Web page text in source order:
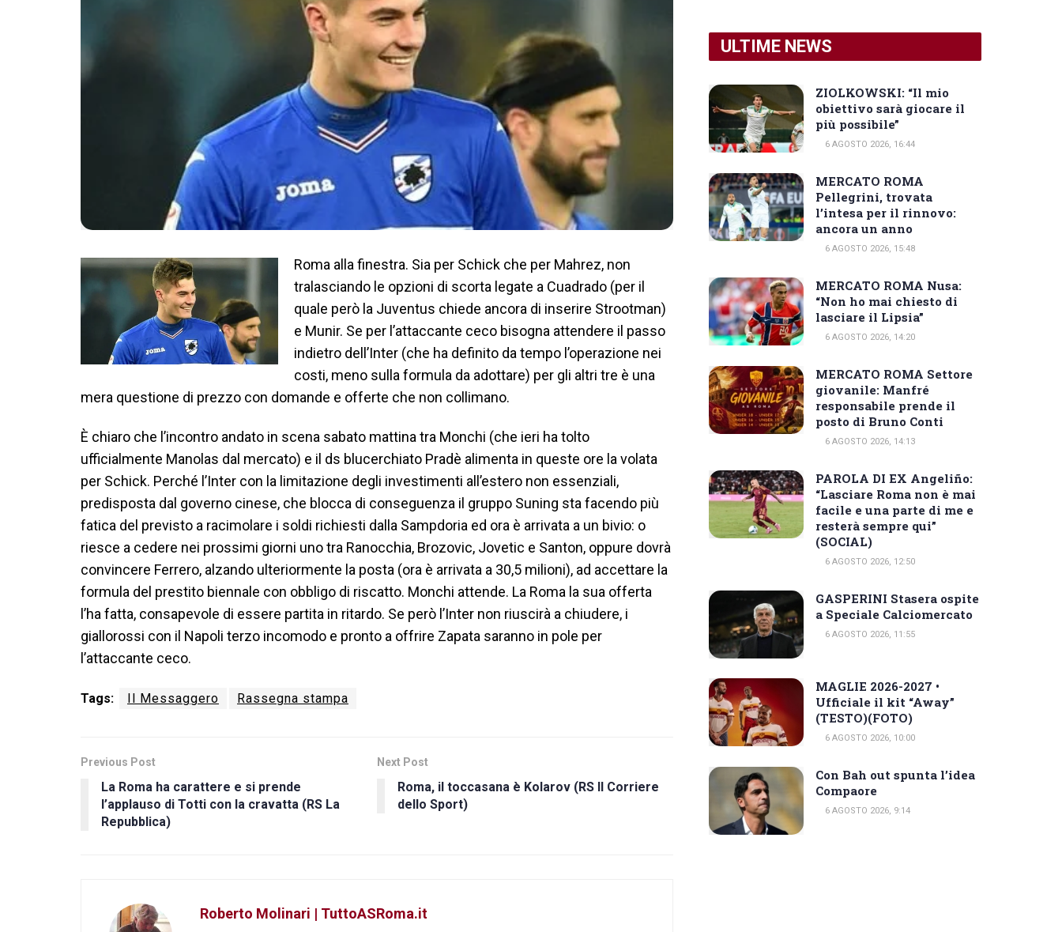
Roma alla finestra. Sia per Schick che per Mahrez, non
tralasciando le opzioni di scorta legate a Cuadrado (per il
quale però la Juventus chiede ancora di inserire Strootman)
e Munir. Se per l’attaccante ceco bisogna attendere il passo
indietro dell’Inter (che ha definito da tempo l’operazione nei
costi, meno sulla formula da adottare) per gli altri tre è una
mera questione di prezzo con domande e offerte che non collimano.
È chiaro che l’incontro andato in scena sabato mattina tra Monchi (che ieri ha tolto
ufficialmente Manolas dal mercato) e il ds blucerchiato Pradè alimenta in queste ore la volata
per Schick. Perché l’Inter con la limitazione degli investimenti all’estero non essenziali,
predisposta dal governo cinese, che blocca di conseguenza il gruppo Suning sta facendo più
fatica del previsto a racimolare i soldi richiesti dalla Sampdoria ed ora è arrivata a un bivio: o
riesce a cedere nei prossimi giorni uno tra Ranocchia, Brozovic, Jovetic e Santon, oppure dovrà
convincere Ferrero, alzando ulteriormente la posta (ora è arrivata a 30,5 milioni), ad accettare la
formula del prestito biennale con obbligo di riscatto. Monchi attende. La Roma la sua offerta
l’ha fatta, consapevole di essere partita in ritardo. Se però l’Inter non riuscirà a chiudere, i
giallorossi con il Napoli terzo incomodo e pronto a offrire Zapata saranno in pole per
l’attaccante ceco.
Tags: Il Messaggero Rassegna stampa
Previous Post
La Roma ha carattere e si prende
l’applauso di Totti con la cravatta (RS La
Repubblica)
Next Post
Roma, il toccasana è Kolarov (RS Il Corriere
dello Sport)
Roberto Molinari | TuttoASRoma.it
ULTIME NEWS
ZIOLKOWSKI: “Il mio
obiettivo sarà giocare il
più possibile”
6 AGOSTO 2026, 16:44
MERCATO ROMA
Pellegrini, trovata
l’intesa per il rinnovo:
ancora un anno
6 AGOSTO 2026, 15:48
MERCATO ROMA Nusa:
“Non ho mai chiesto di
lasciare il Lipsia”
6 AGOSTO 2026, 14:20
MERCATO ROMA Settore
giovanile: Manfré
responsabile prende il
posto di Bruno Conti
6 AGOSTO 2026, 14:13
PAROLA DI EX Angeliño:
“Lasciare Roma non è mai
facile e una parte di me e
resterà sempre qui”
(SOCIAL)
6 AGOSTO 2026, 12:50
GASPERINI Stasera ospite
a Speciale Calciomercato
6 AGOSTO 2026, 11:55
MAGLIE 2026-2027 •
Ufficiale il kit “Away”
(TESTO)(FOTO)
6 AGOSTO 2026, 10:00
Con Bah out spunta l’idea
Compaore
6 AGOSTO 2026, 9:14